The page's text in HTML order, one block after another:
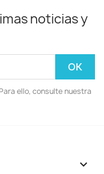
noticias y
ello, consulte nuestra
